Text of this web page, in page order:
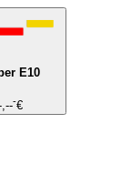
E10
,---€